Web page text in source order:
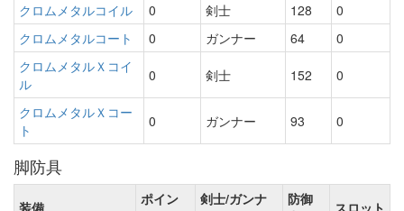
クロムメタルコイル
0 剣士 128
0
クロムメタルコート
0 ガンナー 64
0
クロムメタルＸコイ
ル
0 剣士 152 0
クロムメタルＸコー
ト
0 ガンナー 93 0
脚防具
装備
ポイン
剣士/ガンナ
防御
スロット